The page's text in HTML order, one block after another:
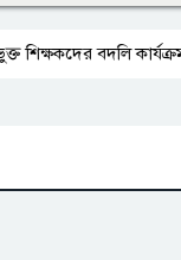
বদলি কার্যক্রম চালু